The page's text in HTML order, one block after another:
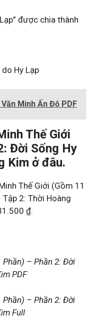
được chia thành
Hy Lạp
Minh Ấn Độ PDF
Thế Giới
Đời Sống Hy
Kim ở đâu.
Thế Giới (Gồm 11
2: Thời Hoàng
₫.
Phần) – Phần 2: Đời
PDF
Phần) – Phần 2: Đời
Full